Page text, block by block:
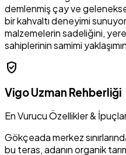
demlenmiş çay ve
bir kahvaltı deneyimi
malzemelerin sadeliğini,
sahiplerinin samimi
verified_user
Vigo Uzman Rehberliği
En Vurucu Özellikler &
Gökçeada merkez
bu teras, adanın organik